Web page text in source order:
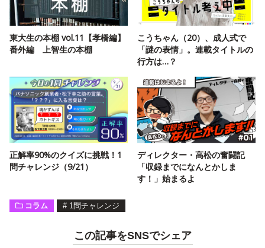
東大生の本棚 vol.11【孝橋編】
番外編 上智生の本棚
こうちゃん（20）、成人式で
「謎の表情」。連載タイトルの
行方は…？
正解率90%のクイズに挑戦！1
問チャレンジ（9/21）
ディレクター・高松の奮闘記
「収録までになんとかしま
す！」始まるよ
コラム # 1問チャレンジ
この記事をSNSでシェア